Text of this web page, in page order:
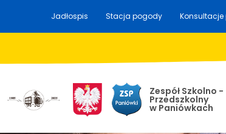
Jadłospis Stacja pogody
Zespół Szkolno -
Przedszkolny
w Paniówkach